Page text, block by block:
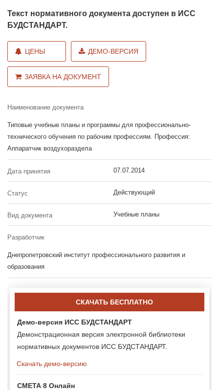
Текст нормативного документа доступен в ИСС
БУДСТАНДАРТ.
ЦЕНЫ ДЕМО-ВЕРСИЯ
ЗАЯВКА НА ДОКУМЕНТ
Наименование документа
Типовые учебные планы и программы для профессионально-
технического обучения по рабочим профессиям. Профессия:
Аппаратчик воздухораздела
Дата принятия 07.07.2014
Статус Действующий
Вид документа Учебные планы
Разработчик
Днепропетровский институт профессионального развития и
образования
СКАЧАТЬ БЕСПЛАТНО
Демо-версия ИСС БУДСТАНДАРТ
Демонстрационная версия электронной библиотеки
нормативных документов ИСС БУДСТАНДАРТ.
Скачать демо-версию
СМЕТА 8 Онлайн